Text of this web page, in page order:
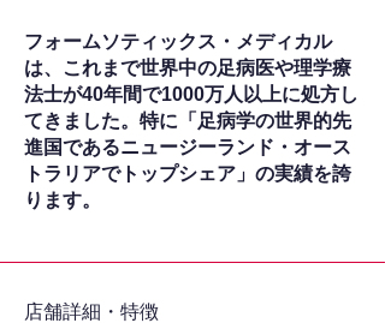
フォームソティックス・メディカル
は、これまで世界中の足病医や理学療
法士が40年間で1000万人以上に処方し
てきました。特に「足病学の世界的先
進国であるニュージーランド・オース
トラリアでトップシェア」の実績を誇
ります。
​店舗詳細・特徴